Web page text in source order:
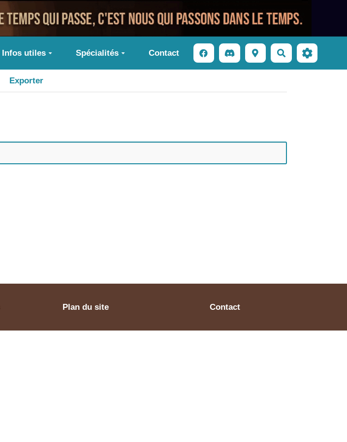
Infos utiles Spécialités Contact Rechercher
Exporter
Plan du site Contact